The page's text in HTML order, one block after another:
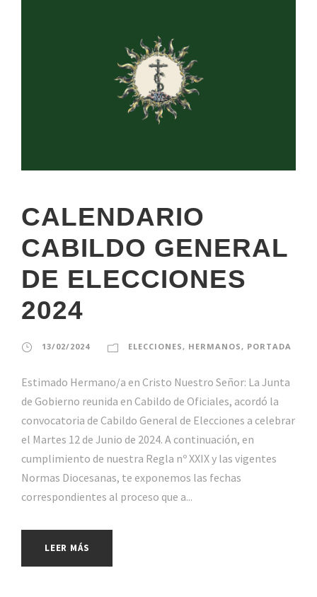
CALENDARIO
CABILDO GENERAL
DE ELECCIONES
2024
13/02/2024 ELECCIONES , HERMANOS , PORTADA
Estimado Hermano/a en Cristo Nuestro Señor: La Junta
de Gobierno reunida en Cabildo de Oficiales, acordó la
convocatoria de Cabildo General de Elecciones a celebrar
el Martes 12 de Junio de 2024. A continuación, en
cumplimiento de nuestra Regla nº XXIX y las vigentes
Normas Diocesanas, te exponemos las fechas
correspondientes al proceso que a...
LEER MÁS